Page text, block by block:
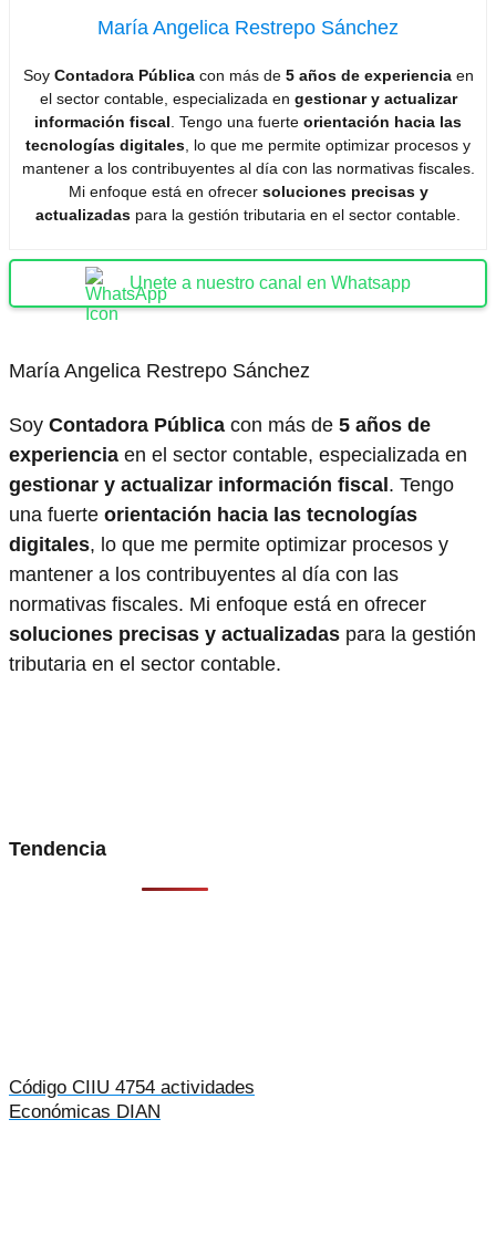
María Angelica Restrepo Sánchez
Soy Contadora Públicacon más de 5 años de experienciaen
el sector contable, especializada en gestionar y actualizar
información fiscal. Tengo una fuerte orientación hacia las
tecnologías digitales, lo que me permite optimizar procesos y
mantener a los contribuyentes al día con las normativas fiscales.
Mi enfoque está en ofrecer soluciones precisas y
actualizadas para la gestión tributaria en el sector contable.
Unete a nuestro canal en Whatsapp
María Angelica Restrepo Sánchez
Soy Contadora Pública con más de 5 años de
experiencia en el sector contable, especializada en
gestionar y actualizar información fiscal. Tengo
una fuerte orientación hacia las tecnologías
digitales, lo que me permite optimizar procesos y
mantener a los contribuyentes al día con las
normativas fiscales. Mi enfoque está en ofrecer
soluciones precisas y actualizadas para la gestión
tributaria en el sector contable.
Tendencia
Código CIIU 4754 actividades
Económicas DIAN